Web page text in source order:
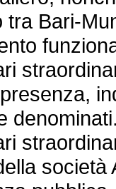
tra Bari-
società